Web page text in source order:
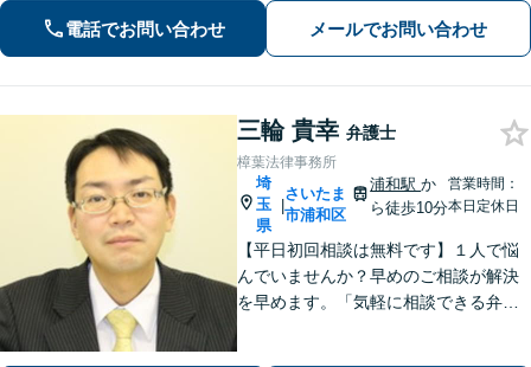
動産などに対応します。中小企業さ
ま、個人事業主さまからのご相談に注
電話でお問い合わせ メールでお問い合わせ
三輪 貴幸 弁護士
樟葉法律事務所
埼
玉
県
|
さいたま
市浦和区
浦和駅か
ら徒歩10分
営業時間：
本日定休日
【平日初回相談は無料です】１人で悩
んでいませんか？早めのご相談が解決
を早めます。「気軽に相談できる弁護